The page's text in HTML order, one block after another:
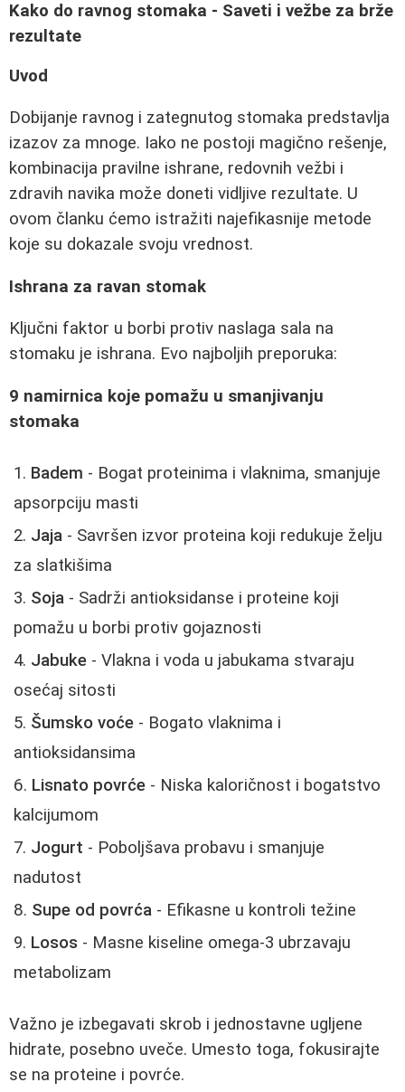
Kako do ravnog stomaka - Saveti i vežbe za brže
rezultate
Uvod
Dobijanje ravnog i zategnutog stomaka predstavlja
izazov za mnoge. Iako ne postoji magično rešenje,
kombinacija pravilne ishrane, redovnih vežbi i
zdravih navika može doneti vidljive rezultate. U
ovom članku ćemo istražiti najefikasnije metode
koje su dokazale svoju vrednost.
Ishrana za ravan stomak
Ključni faktor u borbi protiv naslaga sala na
stomaku je ishrana. Evo najboljih preporuka:
9 namirnica koje pomažu u smanjivanju
stomaka
Badem - Bogat proteinima i vlaknima, smanjuje
apsorpciju masti
Jaja - Savršen izvor proteina koji redukuje želju
za slatkišima
Soja - Sadrži antioksidanse i proteine koji
pomažu u borbi protiv gojaznosti
Jabuke - Vlakna i voda u jabukama stvaraju
osećaj sitosti
Šumsko voće - Bogato vlaknima i
antioksidansima
Lisnato povrće - Niska kaloričnost i bogatstvo
kalcijumom
Jogurt - Poboljšava probavu i smanjuje
nadutost
Supe od povrća - Efikasne u kontroli težine
Losos - Masne kiseline omega-3 ubrzavaju
metabolizam
Važno je izbegavati skrob i jednostavne ugljene
hidrate, posebno uveče. Umesto toga, fokusirajte
se na proteine i povrće.